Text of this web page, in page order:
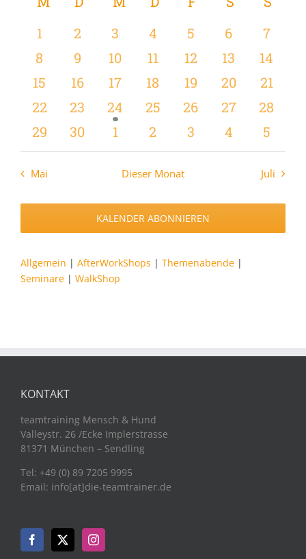
von
Veranstaltungen
0
Veranstaltungen
1
0
Veranstaltungen
2
0
Veranstaltungen
3
0
Veranstaltungen
4
0
Veranstaltungen
5
0
6
0
7
0
Veranstaltungen
8
0
Veranstaltungen
9
0
Veranstaltungen
10
0
Veranstaltungen
11
0
Veranstaltungen
12
0
13
0
14
0
Veranstaltungen
15
0
Veranstaltungen
16
0
Veranstaltungen
17
0
Veranstaltungen
18
0
Veranstaltungen
19
0
20
0
21
0
Veranstaltungen
22
0
Veranstaltungen
23
1
Veranstaltung
24
0
Veranstaltungen
25
0
Veranstaltungen
26
0
27
0
28
0
Veranstaltungen
29
0
Veranstaltungen
30
0
Veranstaltungen
1
0
Veranstaltungen
2
0
Veranstaltungen
3
0
4
0
5
Mai Dieser Monat Juli
KALENDER ABONNIEREN
Allgemein | AfterWorkShops | Themenabende |
Seminare | WalkShop
KONTAKT
teamtraining Mensch & Hund
Valleystr. 26 /Ecke Implerstrasse
81371 München – Sendling
Tel: +49 (0) 89 7205 9995
Email: info[at]die-teamtrainer.de